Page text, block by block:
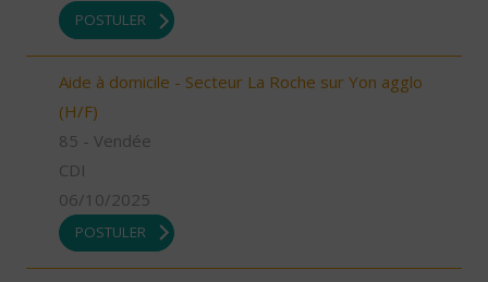
POSTULER
Aide à domicile - Secteur La Roche sur Yon agglo
(H/F)
85 - Vendée
CDI
06/10/2025
POSTULER